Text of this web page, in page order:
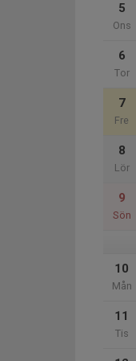
5
Ons
6
Tor
7
Fre
8
Lör
9
Sön
10
Mån
11
Tis